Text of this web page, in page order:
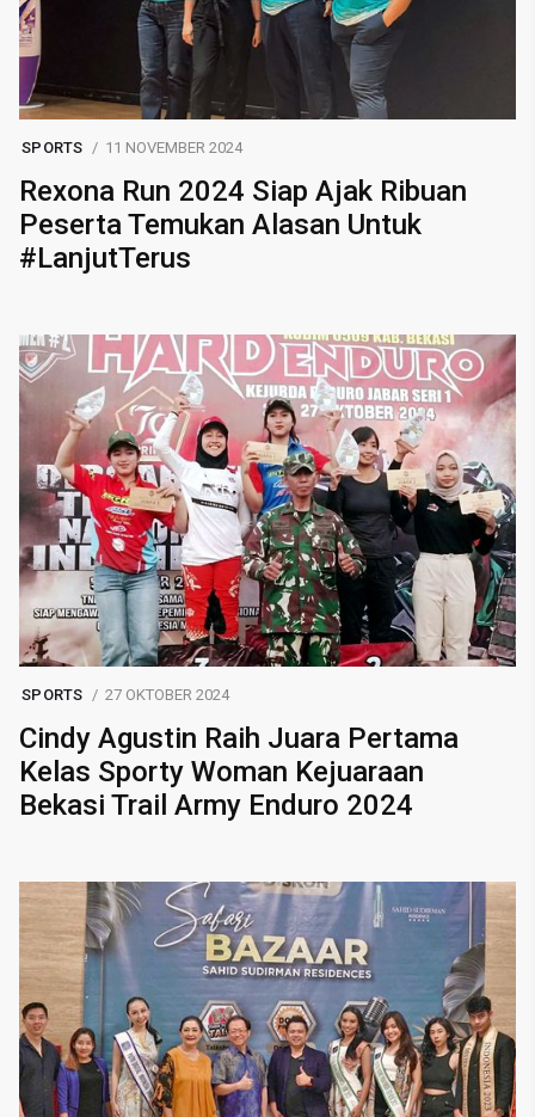
SPORTS 11 NOVEMBER 2024
Rexona Run 2024 Siap Ajak Ribuan
Peserta Temukan Alasan Untuk
#LanjutTerus
SPORTS 27 OKTOBER 2024
Cindy Agustin Raih Juara Pertama
Kelas Sporty Woman Kejuaraan
Bekasi Trail Army Enduro 2024